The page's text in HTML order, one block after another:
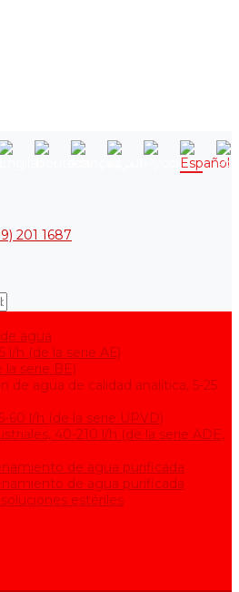
201 1687
agua
l/h (de la serie АЕ)
la serie BE)
de agua de calidad analítica, 5-25
60 l/h (de la serie UPVD)
40-210 l/h (de la serie АDE,
de agua purificada
de agua purificada
estériles